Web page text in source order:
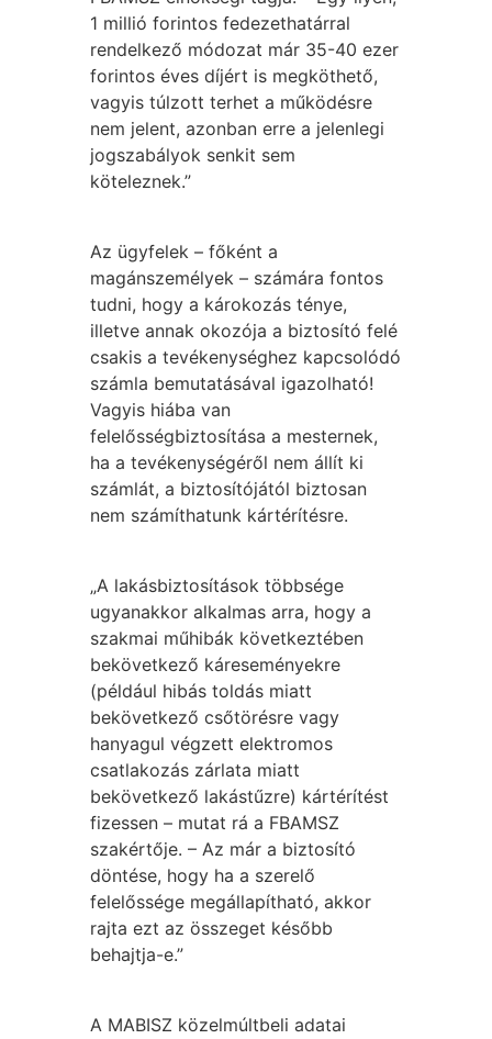
1 millió forintos fedezethatárral
rendelkező módozat már 35-40 ezer
forintos éves díjért is megköthető,
vagyis túlzott terhet a működésre
nem jelent, azonban erre a jelenlegi
jogszabályok senkit sem
köteleznek.”
Az ügyfelek – főként a
magánszemélyek – számára fontos
tudni, hogy a károkozás ténye,
illetve annak okozója a biztosító felé
csakis a tevékenységhez kapcsolódó
számla bemutatásával igazolható!
Vagyis hiába van
felelősségbiztosítása a mesternek,
ha a tevékenységéről nem állít ki
számlát, a biztosítójától biztosan
nem számíthatunk kártérítésre.
„A lakásbiztosítások többsége
ugyanakkor alkalmas arra, hogy a
szakmai műhibák következtében
bekövetkező káreseményekre
(például hibás toldás miatt
bekövetkező csőtörésre vagy
hanyagul végzett elektromos
csatlakozás zárlata miatt
bekövetkező lakástűzre) kártérítést
fizessen – mutat rá a FBAMSZ
szakértője. – Az már a biztosító
döntése, hogy ha a szerelő
felelőssége megállapítható, akkor
rajta ezt az összeget később
behajtja-e.”
A MABISZ közelmúltbeli adatai